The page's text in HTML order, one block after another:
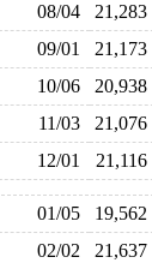
08/04 21,283
09/01 21,173
10/06 20,938
11/03 21,076
12/01 21,116
01/05 19,562
02/02 21,637